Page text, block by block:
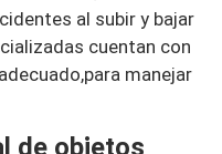
al subir y bajar
cuentan con
manejar
de objetos